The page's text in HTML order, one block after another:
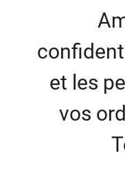
et les
vos